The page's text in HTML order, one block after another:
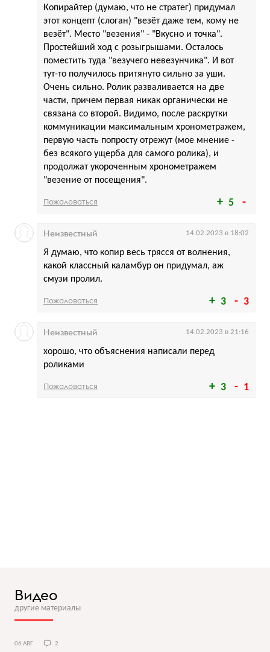
5
Копирайтер (думаю, что не стратег) придумал
этот концепт (слоган) "везёт даже тем, кому не
везёт". Место "везения" - "Вкусно и точка".
Простейший ход с розыгрышами. Осталось
поместить туда "везучего невезунчика". И вот
тут-то получилось притянуто сильно за уши.
Очень сильно. Ролик разваливается на две
части, причем первая никак органически не
связана со второй. Видимо, после раскрутки
коммуникации максимальным хронометражем,
первую часть попросту отрежут (мое мнение -
без всякого ущерба для самого ролика), и
продолжат укороченным хронометражем
"везение от посещения".
Пожаловаться
3 3
Я думаю, что копир весь трясся от волнения,
какой классный каламбур он придумал, аж
смузи пролил.
Неизвестный 14.02.2023 в 18:02
Пожаловаться
3 1
хорошо, что объяснения написали перед
роликами
Неизвестный 14.02.2023 в 21:16
Пожаловаться
Видео
другие материалы
06 АВГ 2